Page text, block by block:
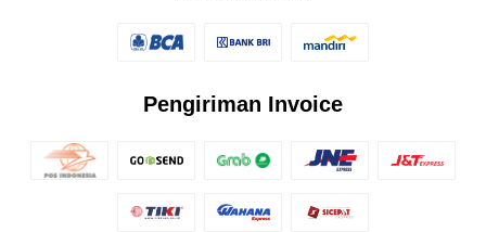
Pengiriman Invoice